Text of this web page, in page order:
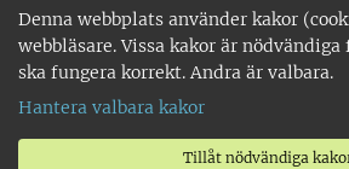
Denna webbplats använder kakor
webbläsare. Vissa kakor är
ska fungera korrekt. Andra är valbara.
Hantera valbara kakor
Tillåt nödvändiga